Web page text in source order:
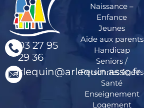
03 27 95
29 36
arlequin@arlequin.asso.fr
Naissance –
Enfance
Jeunes
Aide aux parents
Handicap
Seniors /
Personnes âgées
Santé
Enseignement
Logement